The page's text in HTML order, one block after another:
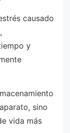
causado
y
sino
vida más